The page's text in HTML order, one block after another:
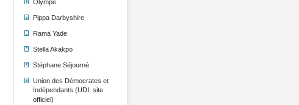
Olympe
Pippa Darbyshire
Rama Yade
Stella Akakpo
Stéphane Séjourné
Union des Démocrates et
Indépendants (UDI, site
officiel)